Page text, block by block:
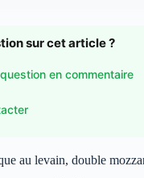
sur cet article ?
en commentaire
au levain, double